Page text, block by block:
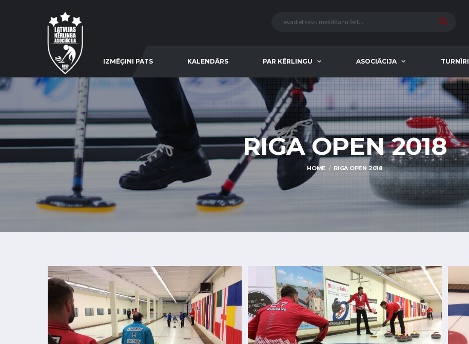
IZMĒĢINI PATS KALENDĀRS PAR KĒRLINGU ASOCIĀCIJA TURNĪRI
RIGA OPEN 2018
HOME RIGA OPEN 2018